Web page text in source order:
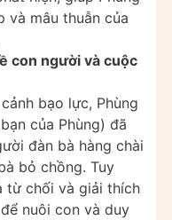
và mâu thuẫn của
con người và cuộc
bạo lực, Phùng
của Phùng) đã
đàn bà hàng chài
bỏ chồng. Tuy
từ chối và giải thích
nuôi con và duy